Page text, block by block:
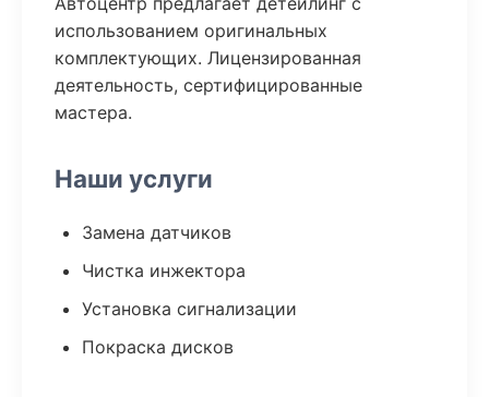
использованием оригинальных
комплектующих. Лицензированная
деятельность, сертифицированные
мастера.
Наши услуги
Замена датчиков
Чистка инжектора
Установка сигнализации
Покраска дисков